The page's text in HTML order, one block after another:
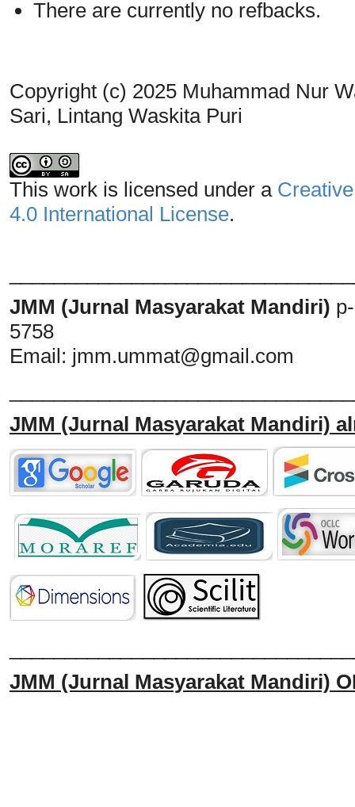
There are currently no refbacks.
Copyright (c) 2025 Muhammad Nur
Sari, Lintang Waskita Puri
This work is licensed under a
4.0 International License.
JMM (Jurnal Masyarakat Mandiri)
5758
Email: jmm.ummat@gmail.com
JMM (Jurnal Masyarakat Mandiri)
JMM (Jurnal Masyarakat Mandiri)